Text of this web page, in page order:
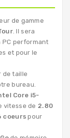
de gamme
. Il sera
performant
et pour le
de taille
bureau.
Core i5-
vitesse de 2.80
coeurspour